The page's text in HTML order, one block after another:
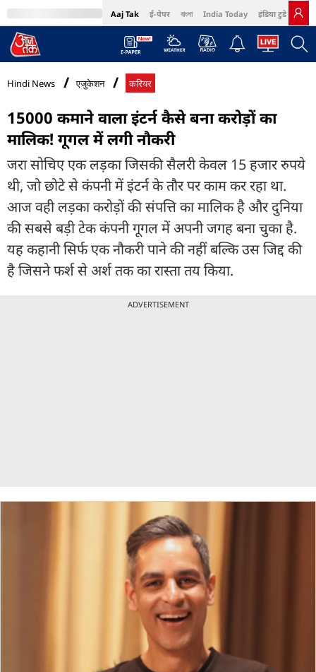
Aaj Tak ई-पेपर বাংলা India Today इंडिया टुडे हिंदी
MumbaiTak Cosmopolitan Harper's Bazaar Northeast
Hindi News एजुकेशन करियर
15000 कमाने वाला इंटर्न कैसे बना करोड़ों का
मालिक! गूगल में लगी नौकरी
जरा सोचिए एक लड़का जिसकी सैलरी केवल 15 हजार रुपये
थी, जो छोटे से कंपनी में इंटर्न के तौर पर काम कर रहा था.
आज वही लड़का करोड़ों की संपत्ति का मालिक है और दुनिया
की सबसे बड़ी टेक कंपनी गूगल में अपनी जगह बना चुका है.
यह कहानी सिर्फ एक नौकरी पाने की नहीं बल्कि उस जिद्द की
है जिसने फर्श से अर्श तक का रास्ता तय किया.
ADVERTISEMENT